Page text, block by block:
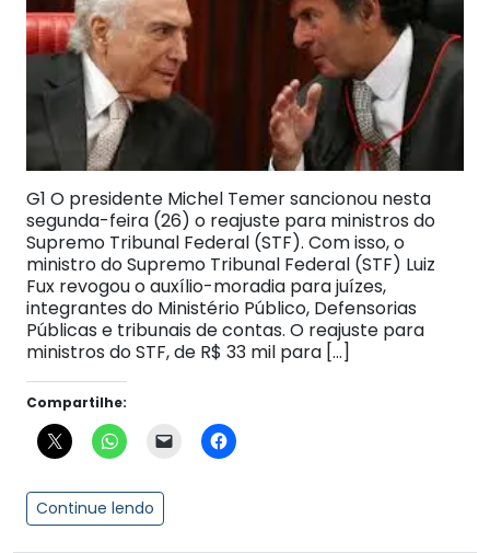
G1 O presidente Michel Temer sancionou nesta
segunda-feira (26) o reajuste para ministros do
Supremo Tribunal Federal (STF). Com isso, o
ministro do Supremo Tribunal Federal (STF) Luiz
Fux revogou o auxílio-moradia para juízes,
integrantes do Ministério Público, Defensorias
Públicas e tribunais de contas. O reajuste para
ministros do STF, de R$ 33 mil para […]
Compartilhe:
Continue lendo